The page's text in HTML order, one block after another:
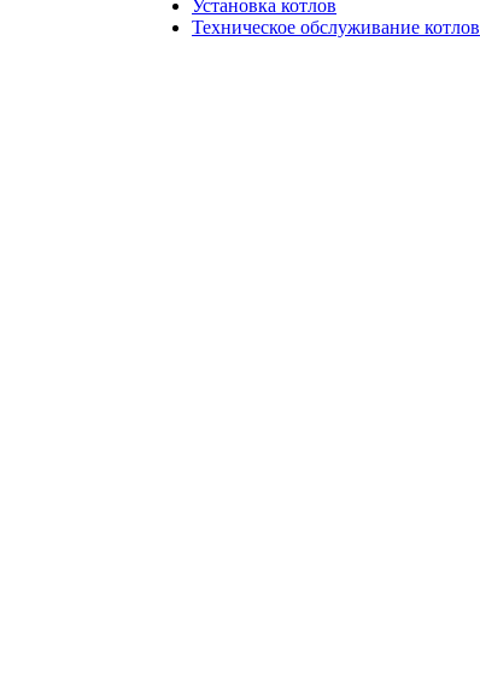
Установка котлов
Техническое обслуживание котлов